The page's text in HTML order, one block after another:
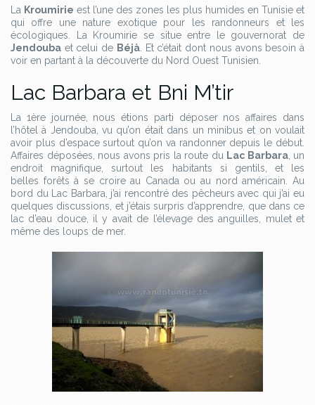
La Kroumirie est l’une des zones les plus humides en Tunisie et
qui offre une nature exotique pour les randonneurs et les
écologiques. La Kroumirie se situe entre le gouvernorat de
Jendouba et celui de Béjà. Et c’était dont nous avons besoin à
voir en partant à la découverte du Nord Ouest Tunisien.
Lac Barbara et Bni M’tir
La 1ère journée, nous étions parti déposer nos affaires dans
l’hôtel à Jendouba, vu qu’on était dans un minibus et on voulait
avoir plus d’espace surtout qu’on va randonner depuis le début.
Affaires déposées, nous avons pris la route du Lac Barbara, un
endroit magnifique, surtout les habitants si gentils, et les
belles forêts à se croire au Canada ou au nord américain. Au
bord du Lac Barbara, j’ai rencontré des pêcheurs avec qui j’ai eu
quelques discussions, et j’étais surpris d’apprendre, que dans ce
lac d’eau douce, il y avait de l’élevage des anguilles, mulet et
même des loups de mer.